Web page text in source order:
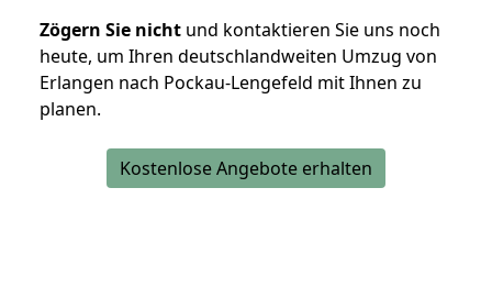
Zögern Sie nicht und kontaktieren Sie uns noch
heute, um Ihren deutschlandweiten Umzug von
Erlangen nach Pockau-Lengefeld mit Ihnen zu
planen.
Kostenlose Angebote erhalten